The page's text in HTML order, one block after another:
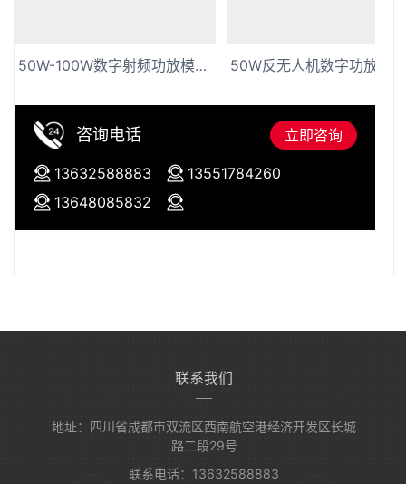
50W-100W数字射频功放模块 300-2520MHZ反穿越机功放模块带驻波温度保护
咨询电话 立即咨询
13632588883
13551784260
13648085832
联系我们
地址：四川省成都市双流区西南航空港经济开发区长城
路二段29号
联系电话：13632588883